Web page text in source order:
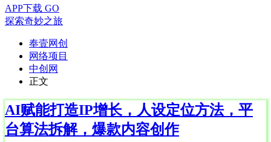
APP下载 GO
探索奇妙之旅
奉壹网创
网络项目
中创网
正文
AI赋能打造IP增长，人设定位方法，平
台算法拆解，爆款内容创作